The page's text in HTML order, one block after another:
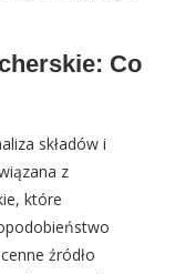
Co
składów i
z
które
źródło